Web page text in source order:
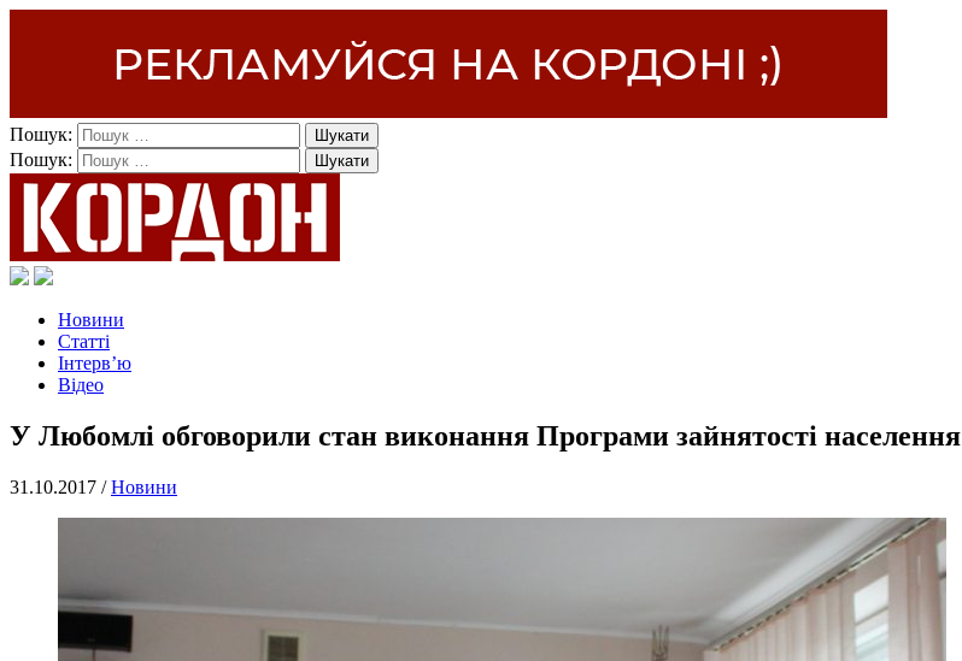
Пошук:
Пошук:
Новини
Статті
Інтерв’ю
Відео
У Любомлі обговорили стан виконання Програми зайнятості населення
31.10.2017 /Новини